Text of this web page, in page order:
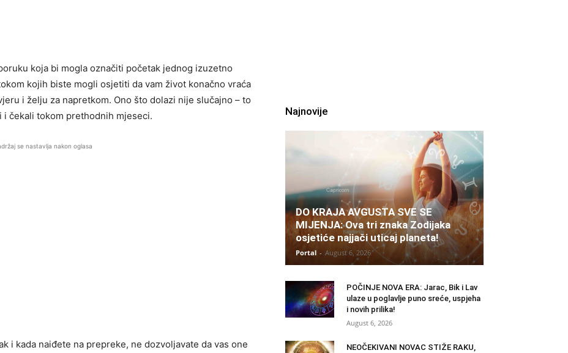
koja bi mogla označiti početak jednog izuzetno
kojih biste mogli osjetiti da vam život konačno vraća
i želju za napretkom. Ono što dolazi nije slučajno – to
čekali tokom prethodnih mjeseci.
se nastavlja nakon oglasa
i kada naiđete na prepreke, ne dozvoljavate da vas one
Najnovije
DO KRAJA AVGUSTA SVE SE
MIJENJA: Ova tri znaka Zodijaka
osjetiće najjači uticaj planeta!
Portal - August 6, 2026
POČINJE NOVA ERA: Jarac, Bik i Lav
ulaze u poglavlje puno sreće, uspjeha
i novih prilika!
August 6, 2026
NEOČEKIVANI NOVAC STIŽE RAKU,